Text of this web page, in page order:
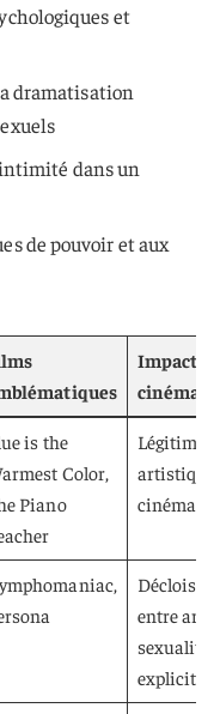
et
dramatisation
dans un
de pouvoir et aux
Impact
cinéma
is the
Color,
Piano
artistique
cinéma
entre art
sexualité
explicite